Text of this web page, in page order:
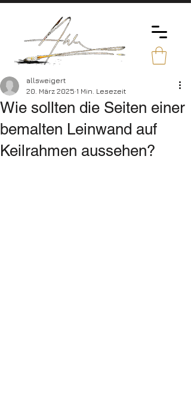
Wie sollten die Seiten einer
bemalten Leinwand auf
Keilrahmen aussehen?
allsweigert
20. März 2025 1 Min. Lesezeit